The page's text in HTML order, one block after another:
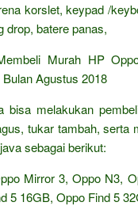
korslet, keypad /
drop, batere panas,
Murah HP
Agustus 2018
bisa melakukan
tukar tambah, serta
sebagai berikut:
Mirror 3, Oppo N3,
5 16GB, Oppo Find 5